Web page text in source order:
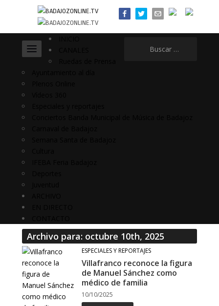
Archivo para: octubre 10th, 2025
ESPECIALES Y REPORTAJES
Villafranco reconoce la figura
de Manuel Sánchez como
médico de familia
10/10/2025